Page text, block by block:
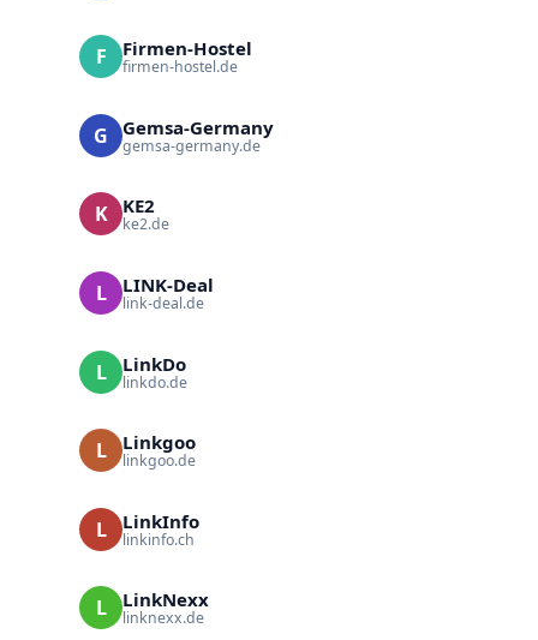
F Firmen-Hostel
firmen-hostel.de
G Gemsa-Germany
gemsa-germany.de
K KE2
ke2.de
L LINK-Deal
link-deal.de
L LinkDo
linkdo.de
L Linkgoo
linkgoo.de
L LinkInfo
linkinfo.ch
L LinkNexx
linknexx.de